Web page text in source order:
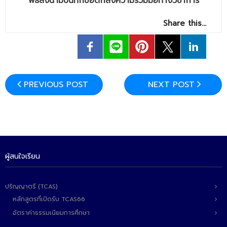
Share this…
PREVIOUS POST NEXT POST
ผู้สนใจเรียน
ปริญญาตรี (TCAS)
หลักสูตรที่เปิดรับ TCAS66
อัตราค่าธรรมเนียมการศึกษา